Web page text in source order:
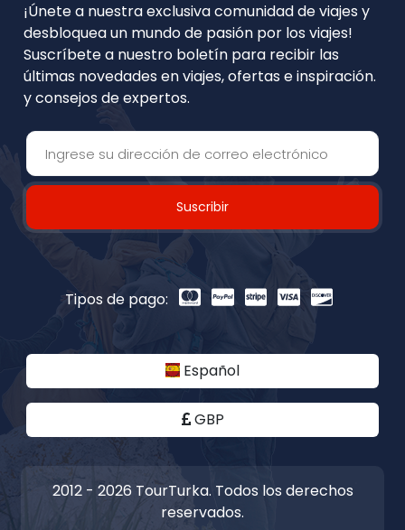
¡Únete a nuestra exclusiva comunidad de viajes y
desbloquea un mundo de pasión por los viajes!
Suscríbete a nuestro boletín para recibir las
últimas novedades en viajes, ofertas e inspiración.
y consejos de expertos.
Suscribir
Tipos de pago:
Español
GBP
2012 - 2026 TourTurka. Todos los derechos
reservados.